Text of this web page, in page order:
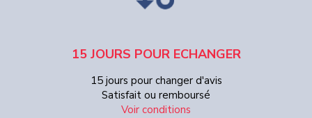
15 JOURS POUR ECHANGER
15 jours pour changer d'avis
Satisfait ou remboursé
Voir conditions